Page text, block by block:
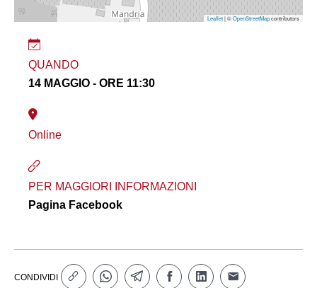
Leaflet| ©OpenStreetMapcontributors
QUANDO
14 MAGGIO - ORE 11:30
Online
PER MAGGIORI INFORMAZIONI
Pagina Facebook
CONDIVIDI